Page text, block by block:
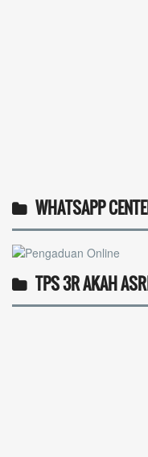
WHATSAPP
TPS 3R AKAH